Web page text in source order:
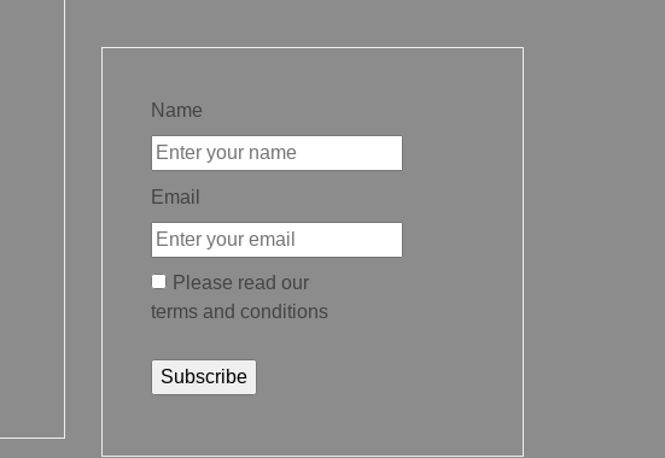
Name
Email
Please read our
terms and conditions